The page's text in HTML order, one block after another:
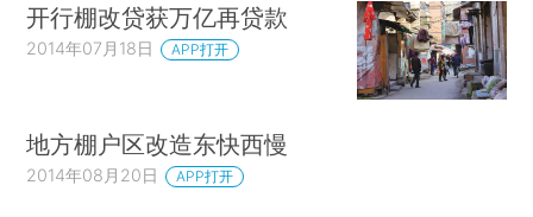
开行棚改贷获万亿再贷款
2014年07月18日 APP打开
地方棚户区改造东快西慢
2014年08月20日 APP打开